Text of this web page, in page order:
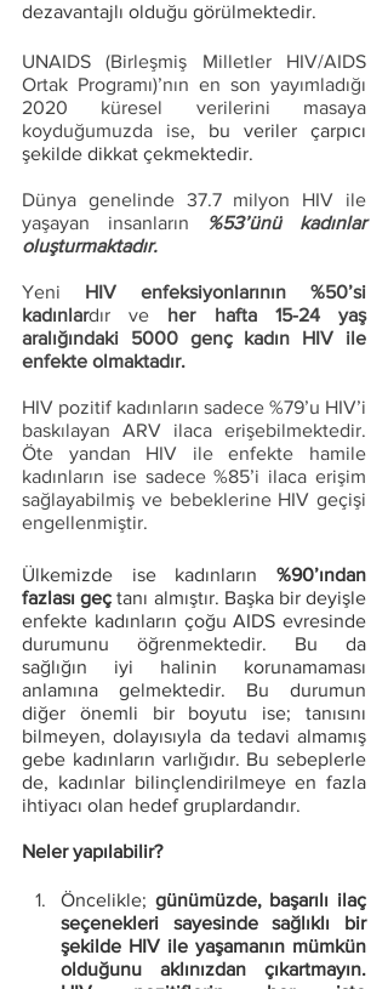
dezavantajlı olduğu görülmektedir.
UNAIDS (Birleşmiş Milletler HIV/AIDS
Ortak Programı)’nın en son yayımladığı
2020 küresel verilerini masaya
koyduğumuzda ise, bu veriler çarpıcı
şekilde dikkat çekmektedir.
Dünya genelinde 37.7 milyon HIV ile
yaşayan insanların
%53’ünü kadınlar
oluşturmaktadır.
Yeni HIV enfeksiyonlarının %50’si
kadınlardır ve her hafta 15-24 yaş
aralığındaki 5000 genç kadın HIV ile
enfekte olmaktadır.
HIV pozitif kadınların sadece %79’u HIV’i
baskılayan ARV ilaca erişebilmektedir.
Öte yandan HIV ile enfekte hamile
kadınların ise sadece %85’i ilaca erişim
sağlayabilmiş ve bebeklerine HIV geçişi
engellenmiştir.
Ülkemizde ise kadınların %90’ından
fazlası geç tanı almıştır. Başka bir deyişle
enfekte kadınların çoğu AIDS evresinde
durumunu öğrenmektedir. Bu da
sağlığın iyi halinin korunamaması
anlamına gelmektedir. Bu durumun
diğer önemli bir boyutu ise; tanısını
bilmeyen, dolayısıyla da tedavi almamış
gebe kadınların varlığıdır. Bu sebeplerle
de, kadınlar bilinçlendirilmeye en fazla
ihtiyacı olan hedef gruplardandır.
Neler yapılabilir?
Öncelikle; günümüzde, başarılı ilaç
seçenekleri sayesinde sağlıklı bir
şekilde HIV ile yaşamanın mümkün
olduğunu aklınızdan çıkartmayın.